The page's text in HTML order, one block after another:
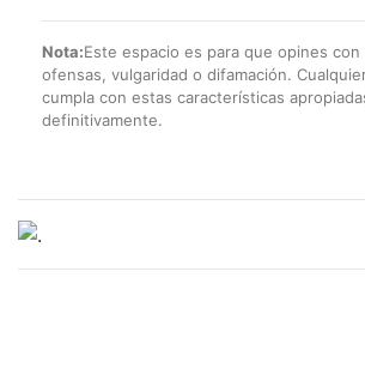
Nota:Este espacio es para que opines
ofensas, vulgaridad o difamación.
cumpla con estas características
definitivamente.